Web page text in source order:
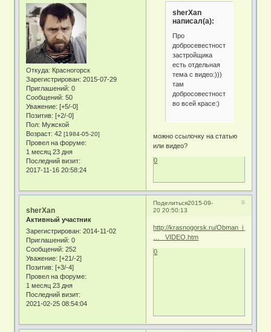
Откуда: Красногорск
Зарегистрирован: 2015-07-29
Приглашений: 0
Сообщений: 50
Уважение: [+5/-0]
Позитив: [+2/-0]
Пол: Мужской
Возраст: 42[1984-05-20]
Провел на форуме:
1 месяц 23 дня
Последний визит:
2017-11-16 20:58:24
sherXan
написал(а):
Про
добросевестность
застройщика
есть отдельная
тема с видео:)))
там
добросовестность
во всей красе:)
можно ссылочку на статью
или видео?
0
Поделиться 9
2015-09-
20 20:50:13
sherXan
Активный участник
Зарегистрирован: 2014-11-02
Приглашений: 0
Сообщений: 252
Уважение: [+21/-2]
Позитив: [+3/-4]
Провел на форуме:
1 месяц 23 дня
Последний визит:
2021-02-25 08:54:04
http://krasnogorsk.ru/
… _VIDEO.htm
0